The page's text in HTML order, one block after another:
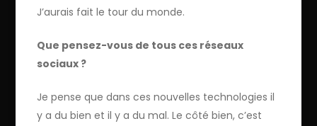
J’aurais fait le tour du monde.
Que pensez-vous de tous ces réseaux
sociaux ?
Je pense que dans ces nouvelles technologies il
y a du bien et il y a du mal. Le côté bien, c’est